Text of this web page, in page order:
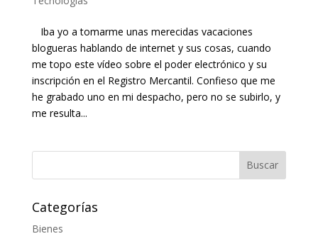
Iba yo a tomarme unas merecidas vacaciones
blogueras hablando de internet y sus cosas, cuando
me topo este vídeo sobre el poder electrónico y su
inscripción en el Registro Mercantil. Confieso que me
he grabado uno en mi despacho, pero no se subirlo, y
me resulta...
Categorías
Bienes